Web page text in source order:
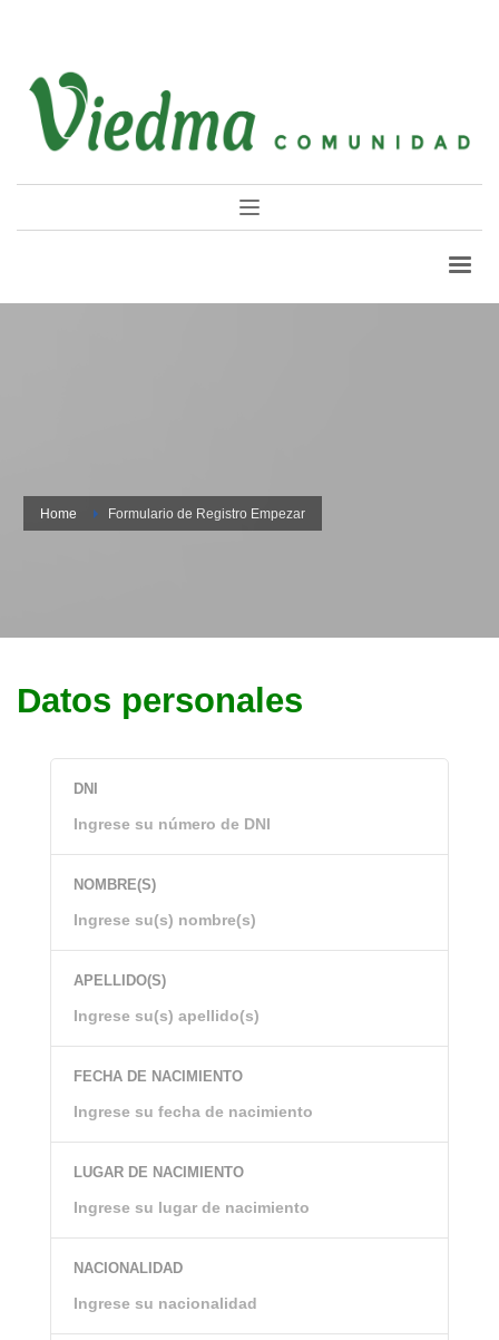
Home Formulario de Registro Empezar
Datos personales
DNI
NOMBRE(S)
APELLIDO(S)
FECHA DE NACIMIENTO
LUGAR DE NACIMIENTO
NACIONALIDAD